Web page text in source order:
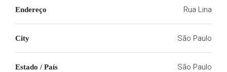
Endereço Rua Lina
City São Paulo
Estado / País São Paulo